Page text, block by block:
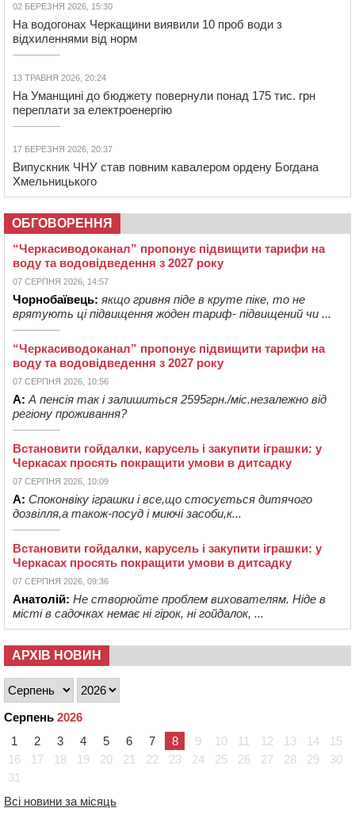
02 БЕРЕЗНЯ 2026, 15:30
На водогонах Черкащини виявили 10 проб води з
відхиленнями від норм
13 ТРАВНЯ 2026, 20:24
На Уманщині до бюджету повернули понад 175 тис. грн
переплати за електроенергію
17 БЕРЕЗНЯ 2026, 20:37
Випускник ЧНУ став повним кавалером ордену Богдана
Хмельницького
ОБГОВОРЕННЯ
“Черкасиводоканал” пропонує підвищити тарифи на
воду та водовідведення з 2027 року
07 СЕРПНЯ 2026, 14:57
Чорнобаївець: якщо гривня піде в круте піке, то не
врятують ці підвищення жоден тариф- підвищений чи ...
“Черкасиводоканал” пропонує підвищити тарифи на
воду та водовідведення з 2027 року
07 СЕРПНЯ 2026, 10:56
А: А пенсія так і залишиться 2595грн./міс.незалежно від
регіону проживання?
Встановити гойдалки, карусель і закупити іграшки: у
Черкасах просять покращити умови в дитсадку
07 СЕРПНЯ 2026, 10:09
А: Споконвіку іграшки і все,що стосується дитячого
дозвілля,а також-посуд і миючі засоби,к...
Встановити гойдалки, карусель і закупити іграшки: у
Черкасах просять покращити умови в дитсадку
07 СЕРПНЯ 2026, 09:36
Анатолій: Не створюйте проблем вихователям. Ніде в
місті в садочках немає ні гірок, ні гойдалок, ...
АРХІВ НОВИН
Серпень 2026
1
2 3 4 5 6 7 8 9 10 11 12 13 14
15
16
17 18 19 20 21 22 23 24 25 26 27 28 29
30
31
Всі новини за місяць